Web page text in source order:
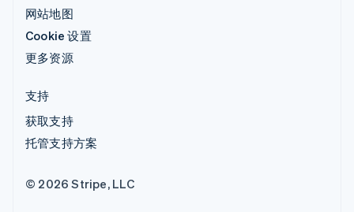
网站地图
Cookie 设置
更多资源
支持
获取支持
托管支持方案
© 2026 Stripe, LLC